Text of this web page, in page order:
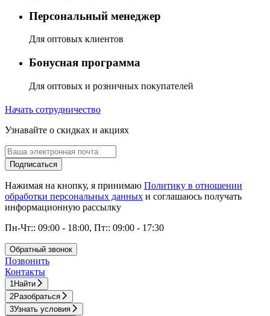
Персональный менеджер
Для оптовых клиентов
Бонусная программа
Для оптовых и розничных покупателей
Начать сотрудничество
Узнавайте о скидках и акциях
Подписаться
Нажимая на кнопку, я принимаю Политику в отношении
обработки персональных данных и соглашаюсь получать
информационную рассылку
Пн-Чт:: 09:00 - 18:00, Пт:: 09:00 - 17:30
Обратный звонок
Позвонить
Контакты
1 Найти
2Разобраться
3Узнать условия